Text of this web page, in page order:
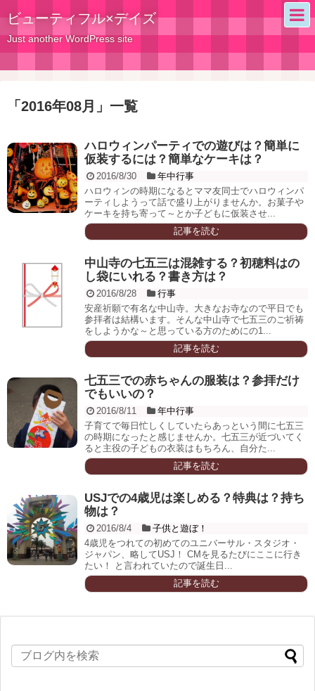
ビューティフル×デイズ
Just another WordPress site
「 2016年08月 」 一覧
ハロウィンパーティでの遊びは？簡単に
仮装するには？簡単なケーキは？
2016/8/30
年中行事
ハロウィンの時期になるとママ友同士でハロウィンパ
ーティしようって話で盛り上がりませんか。お菓子や
ケーキを持ち寄って～とか子どもに仮装させ...
記事を読む
中山寺の七五三は混雑する？初穂料はの
し袋にいれる？書き方は？
2016/8/28
行事
安産祈願で有名な中山寺。大きなお寺なので平日でも
参拝者は結構います。そんな中山寺で七五三のご祈祷
をしようかな～と思っている方のためにの1...
記事を読む
七五三での赤ちゃんの服装は？参拝だけ
でもいいの？
2016/8/11
年中行事
子育てで毎日忙しくしていたらあっという間に七五三
の時期になったと感じませんか。七五三が近づいてく
ると主役の子どもの衣装はもちろん、自分た...
記事を読む
USJでの4歳児は楽しめる？特典は？持ち
物は？
2016/8/4
子供と遊ぼ！
4歳児をつれての初めてのユニバーサル・スタジオ・
ジャパン、略してUSJ！ CMを見るたびにここに行き
たい！ と言われていたので誕生日...
記事を読む